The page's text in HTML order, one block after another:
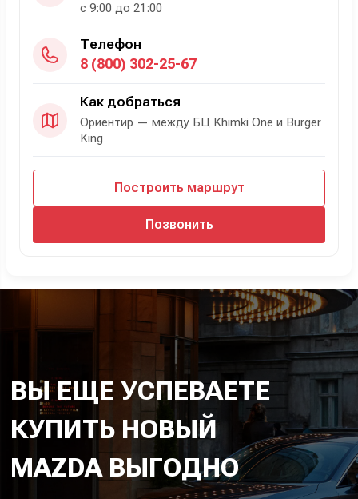
с 9:00 до 21:00
Телефон
8 (800) 302-25-67
Как добраться
Ориентир — между БЦ Khimki One и Burger
King
Построить маршрут
Позвонить
ВЫ ЕЩЕ УСПЕВАЕТЕ
КУПИТЬ НОВЫЙ
MAZDA ВЫГОДНО